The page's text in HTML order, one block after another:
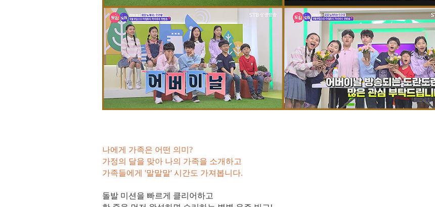
나에게 가족은 어떤 의미?
가정의 달을 맞아 나의 가족을 소개하고
가족들에게 '말말말' 시간도 가져봅니다.
돌발 미션을 빠르게 클리어하고